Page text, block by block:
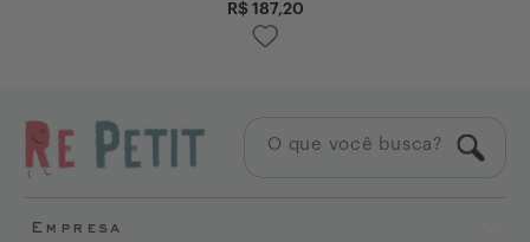
R$ 187,20
Empresa